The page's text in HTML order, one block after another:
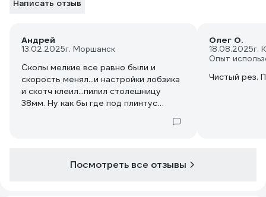
Написать отзыв
Андрей
13.02.2025г. Моршанск
Сколы мелкие все равно были и
скорость менял...и настройки лобзика
и скотч клеил...пилил столешницу
38мм. Ну как бы где под плинтус
Олег О.
18.08.2025г.
Опыт
Чистый рез.
Посмотреть все отзывы